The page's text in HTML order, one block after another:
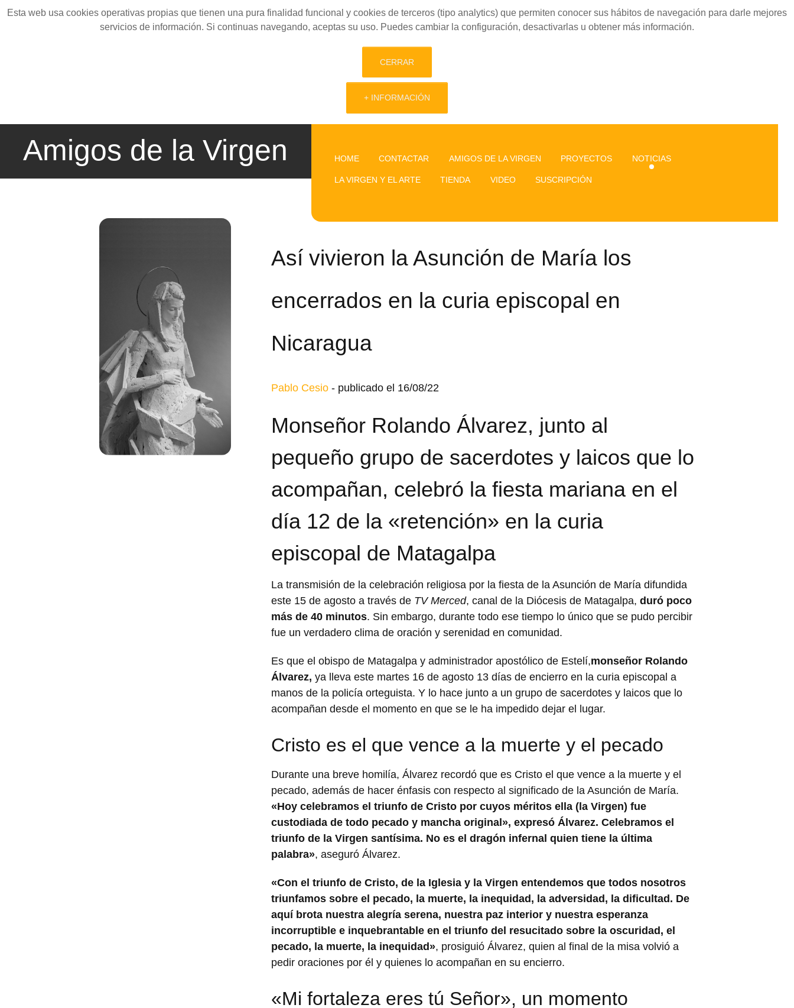
Esta web usa cookies operativas propias que tienen una pura finalidad funcional y cookies de terceros (tipo analytics) que permiten conocer sus hábitos de navegación para darle mejores
servicios de información. Si continuas navegando, aceptas su uso. Puedes cambiar la configuración, desactivarlas u obtener más información.
CERRAR
+ INFORMACIÓN
Amigos de la Virgen HOME CONTACTAR AMIGOS DE LA VIRGEN PROYECTOS NOTICIAS
LA VIRGEN Y EL ARTE TIENDA VIDEO SUSCRIPCIÓN
Así vivieron la Asunción de María los
encerrados en la curia episcopal en
Nicaragua
Pablo Cesio- publicado el 16/08/22
Monseñor Rolando Álvarez, junto al
pequeño grupo de sacerdotes y laicos que lo
acompañan, celebró la fiesta mariana en el
día 12 de la «retención» en la curia
episcopal de Matagalpa
La transmisión de la celebración religiosa por la fiesta de la Asunción de María difundida
este 15 de agosto a través de TV Merced, canal de la Diócesis de Matagalpa, duró poco
más de 40 minutos. Sin embargo, durante todo ese tiempo lo único que se pudo percibir
fue un verdadero clima de oración y serenidad en comunidad.
Es que el obispo de Matagalpa y administrador apostólico de Estelí,monseñor Rolando
Álvarez, ya lleva este martes 16 de agosto 13 días de encierro en la curia episcopal a
manos de la policía orteguista. Y lo hace junto a un grupo de sacerdotes y laicos que lo
acompañan desde el momento en que se le ha impedido dejar el lugar.
Cristo es el que vence a la muerte y el pecado
Durante una breve homilía, Álvarez recordó que es Cristo el que vence a la muerte y el
pecado, además de hacer énfasis con respecto al significado de la Asunción de María.
«Hoy celebramos el triunfo de Cristo por cuyos méritos ella (la Virgen) fue
custodiada de todo pecado y mancha original», expresó Álvarez. Celebramos el
triunfo de la Virgen santísima. No es el dragón infernal quien tiene la última
palabra», aseguró Álvarez.
«Con el triunfo de Cristo, de la Iglesia y la Virgen entendemos que todos nosotros
triunfamos sobre el pecado, la muerte, la inequidad, la adversidad, la dificultad. De
aquí brota nuestra alegría serena, nuestra paz interior y nuestra esperanza
incorruptible e inquebrantable en el triunfo del resucitado sobre la oscuridad, el
pecado, la muerte, la inequidad», prosiguió Álvarez, quien al final de la misa volvió a
pedir oraciones por él y quienes lo acompañan en su encierro.
«Mi fortaleza eres tú Señor», un momento